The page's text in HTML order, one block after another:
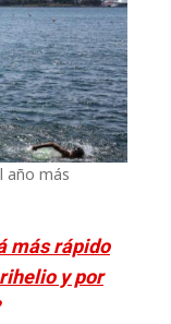
año más
más rápido
y por